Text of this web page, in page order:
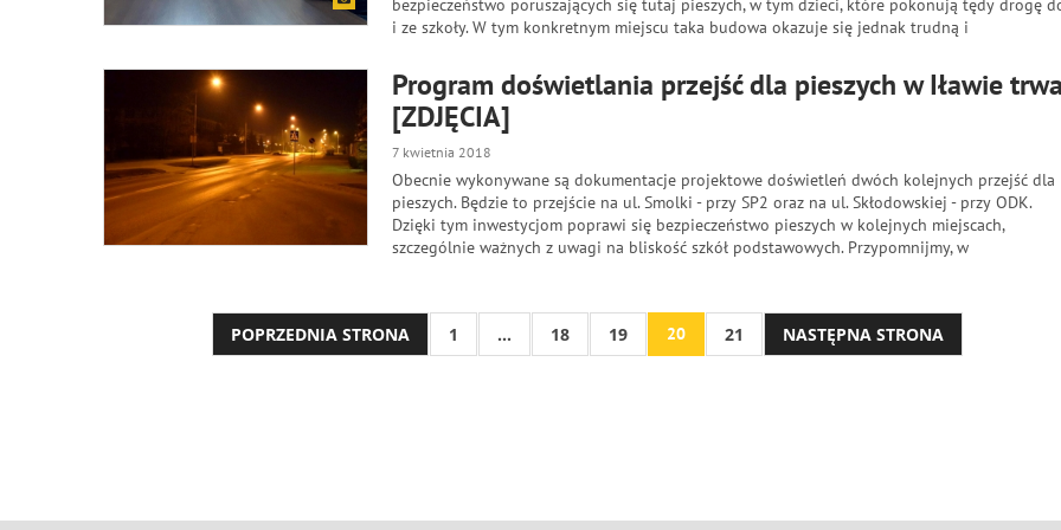
bezpieczeństwo poruszających się tutaj pieszych, w tym dzieci, które pokonują tędy drogę
i ze szkoły. W tym konkretnym miejscu taka budowa okazuje się jednak trudną i
Program doświetlania przejść dla pieszych w Iławie
[ZDJĘCIA]
7 kwietnia 2018
Obecnie wykonywane są dokumentacje projektowe doświetleń dwóch kolejnych przejść dla
pieszych. Będzie to przejście na ul. Smolki - przy SP2 oraz na ul. Skłodowskiej - przy ODK.
Dzięki tym inwestycjom poprawi się bezpieczeństwo pieszych w kolejnych miejscach,
szczególnie ważnych z uwagi na bliskość szkół podstawowych. Przypomnijmy, w
POPRZEDNIA STRONA 1 ... 18 19 20 21 NASTĘPNA STRONA